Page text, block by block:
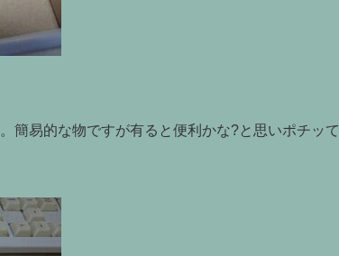
簡易的な物ですが有ると便利かな?と思いポチッて